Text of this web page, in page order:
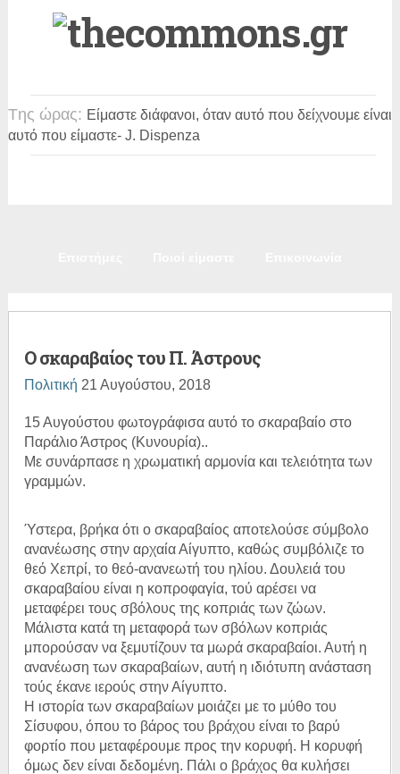
Tης ώρας: Είμαστε διάφανοι, όταν αυτό που δείχνουμε είναι
αυτό που είμαστε- J. Dispenza
Ο σκαραβαίος του Π. Άστρους
Πολιτική 21 Αυγούστου, 2018
15 Αυγούστου φωτογράφισα αυτό το σκαραβαίο στο
Παράλιο Άστρος (Κυνουρία)..
Με συνάρπασε η χρωματική αρμονία και τελειότητα των
γραμμών.
Ύστερα, βρήκα ότι ο σκαραβαίος αποτελούσε σύμβολο
ανανέωσης στην αρχαία Αίγυπτο, καθώς συμβόλιζε το
θεό Χεπρί, το θεό-ανανεωτή του ηλίου. Δουλειά του
σκαραβαίου είναι η κοπροφαγία, τού αρέσει να
μεταφέρει τους σβόλους της κοπριάς των ζώων.
Μάλιστα κατά τη μεταφορά των σβόλων κοπριάς
μπορούσαν να ξεμυτίζουν τα μωρά σκαραβαίοι. Αυτή η
ανανέωση των σκαραβαίων, αυτή η ιδιότυπη ανάσταση
τούς έκανε ιερούς στην Αίγυπτο.
Η ιστορία των σκαραβαίων μοιάζει με το μύθο του
Σίσυφου, όπου το βάρος του βράχου είναι το βαρύ
φορτίο που μεταφέρουμε προς την κορυφή. Η κορυφή
όμως δεν είναι δεδομένη. Πάλι ο βράχος θα κυλήσει